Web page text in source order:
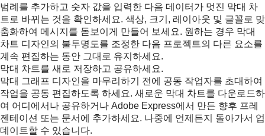
범례를 추가하고 숫자 값을 입력한 다음 데이터가 멋진 막대 차
트로 바뀌는 것을 확인하세요. 색상, 크기, 레이아웃 및 글꼴로 맞
춤화하여 메시지를 돋보이게 만들어 보세요. 원하는 경우 막대
차트 디자인의 불투명도를 조정한 다음 프로젝트의 다른 요소를
계속 편집하는 동안 그대로 유지하세요.
막대 차트를 새로 저장하고 공유하세요.
막대 그래프 디자인을 마무리하기 전에 공동 작업자를 초대하여
작업을 공동 편집하도록 하세요. 새로운 막대 차트를 다운로드하
여 어디에서나 공유하거나 Adobe Express에서 만든 향후 프레
젠테이션 또는 문서에 추가하세요. 나중에 언제든지 돌아가서 업
데이트할 수 있습니다.